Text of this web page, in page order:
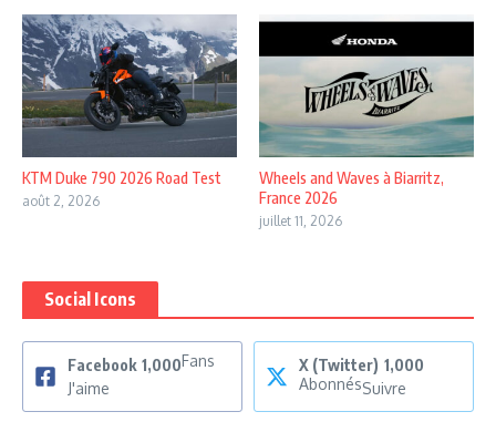
KTM Duke 790 2026 Road Test
août 2, 2026
Wheels and Waves à Biarritz,
France 2026
juillet 11, 2026
Social Icons
Facebook 1,000Fans
J'aime
X (Twitter) 1,000
AbonnésSuivre